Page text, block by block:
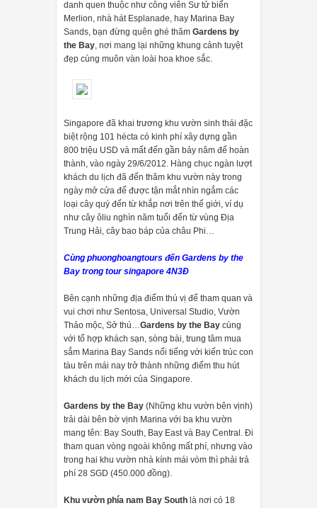
danh quen thuộc như công viên Sư tử biển
Merlion, nhà hát Esplanade, hay Marina Bay
Sands, bạn đừng quên ghé thăm Gardens by
the Bay, nơi mang lại những khung cảnh tuyệt
đẹp cùng muôn vàn loài hoa khoe sắc.
Singapore đã khai trương khu vườn sinh thái đặc
biệt rộng 101 hécta có kinh phí xây dựng gần
800 triệu USD và mất đến gần bảy năm để hoàn
thành, vào ngày 29/6/2012. Hàng chục ngàn lượt
khách du lịch đã đến thăm khu vườn này trong
ngày mở cửa để được tận mắt nhìn ngắm các
loại cây quý đến từ khắp nơi trên thế giới, ví dụ
như cây ôliu nghìn năm tuổi đến từ vùng Địa
Trung Hải, cây bao báp của châu Phi…
Cùng phuonghoangtours đến Gardens by the
Bay trong tour singapore 4N3Đ
Bên cạnh những địa điểm thú vị để tham quan và
vui chơi như Sentosa, Universal Studio, Vườn
Thảo mộc, Sở thú…Gardens by the Bay cùng
với tổ hợp khách sạn, sòng bài, trung tâm mua
sắm Marina Bay Sands nổi tiếng với kiến trúc con
tàu trên mái nay trở thành những điểm thu hút
khách du lịch mới của Singapore.
Gardens by the Bay (Những khu vườn bên vịnh)
trải dài bên bờ vịnh Marina với ba khu vườn
mang tên: Bay South, Bay East và Bay Central. Đi
tham quan vòng ngoài không mất phí, nhưng vào
trong hai khu vườn nhà kính mái vòm thì phải trả
phí 28 SGD (450.000 đồng).
Khu vườn phía nam Bay South là nơi có 18